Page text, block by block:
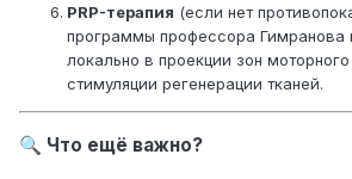
PRP-терапия (если нет
программы профессора Гимранова
локально в проекции зон
стимуляции регенерации тканей.
🔍 Что ещё важно?